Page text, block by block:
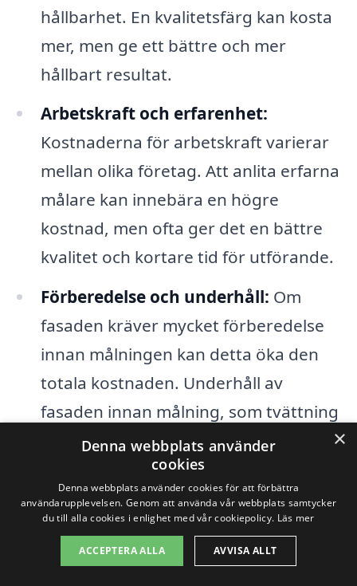
hållbarhet. En kvalitetsfärg kan kosta
mer, men ge ett bättre och mer
hållbart resultat.
Arbetskraft och erfarenhet:
Kostnaderna för arbetskraft varierar
mellan olika företag. Att anlita erfarna
målare kan innebära en högre
kostnad, men ofta ger det en bättre
kvalitet och kortare tid för utförande.
Förberedelse och underhåll: Om
fasaden kräver mycket förberedelse
innan målningen kan detta öka den
totala kostnaden. Underhåll av
fasaden innan målning, som tvättning
och reparation av skador, är
avgörande för ett hållbart resultat.
Geografiskt läge:Priserna kan variera
beroende på det geografiska läget.
Mönsterås har sina egna
×
Denna webbplats använder
cookies
Denna webbplats använder cookies för att förbättra
användarupplevelsen. Genom att använda vår webbplats samtycker
du till alla cookies i enlighet med vår cookiepolicy. Läs mer
ACCEPTERA ALLA AVVISA ALLT